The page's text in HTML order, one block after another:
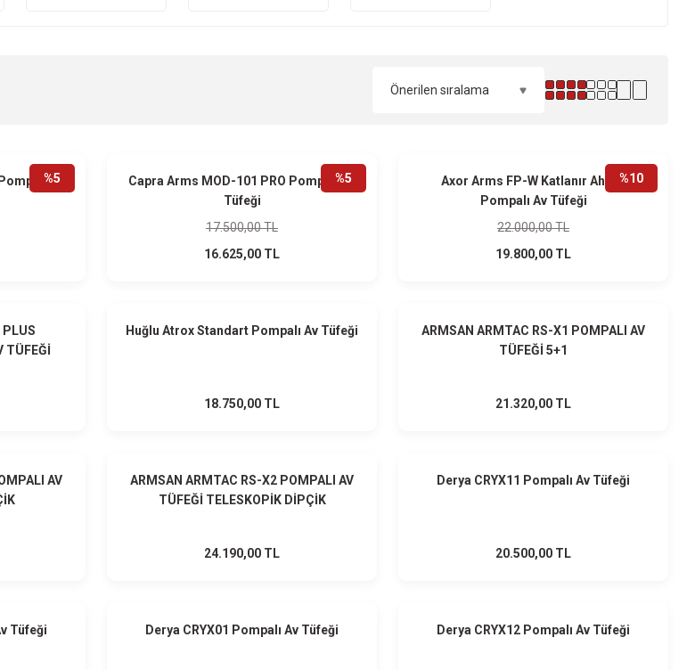
%5
Av
%5
Capra Arms MOD-101 PRO Pompalı Av
Tüfeği
17.500,00 TL
16.625,00 TL
%10
Axor Arms FP-W Katlanır Ahşap
Pompalı Av Tüfeği
22.000,00 TL
19.800,00 TL
PLUS
TÜFEĞİ
Huğlu Atrox Standart Pompalı Av Tüfeği
18.750,00 TL
ARMSAN ARMTAC RS-X1 POMPALI AV
TÜFEĞİ 5+1
21.320,00 TL
AV
ARMSAN ARMTAC RS-X2 POMPALI AV
TÜFEĞİ TELESKOPİK DİPÇİK
24.190,00 TL
Derya CRYX11 Pompalı Av Tüfeği
20.500,00 TL
Tüfeği Derya CRYX01 Pompalı Av Tüfeği Derya CRYX12 Pompalı Av Tüfeği